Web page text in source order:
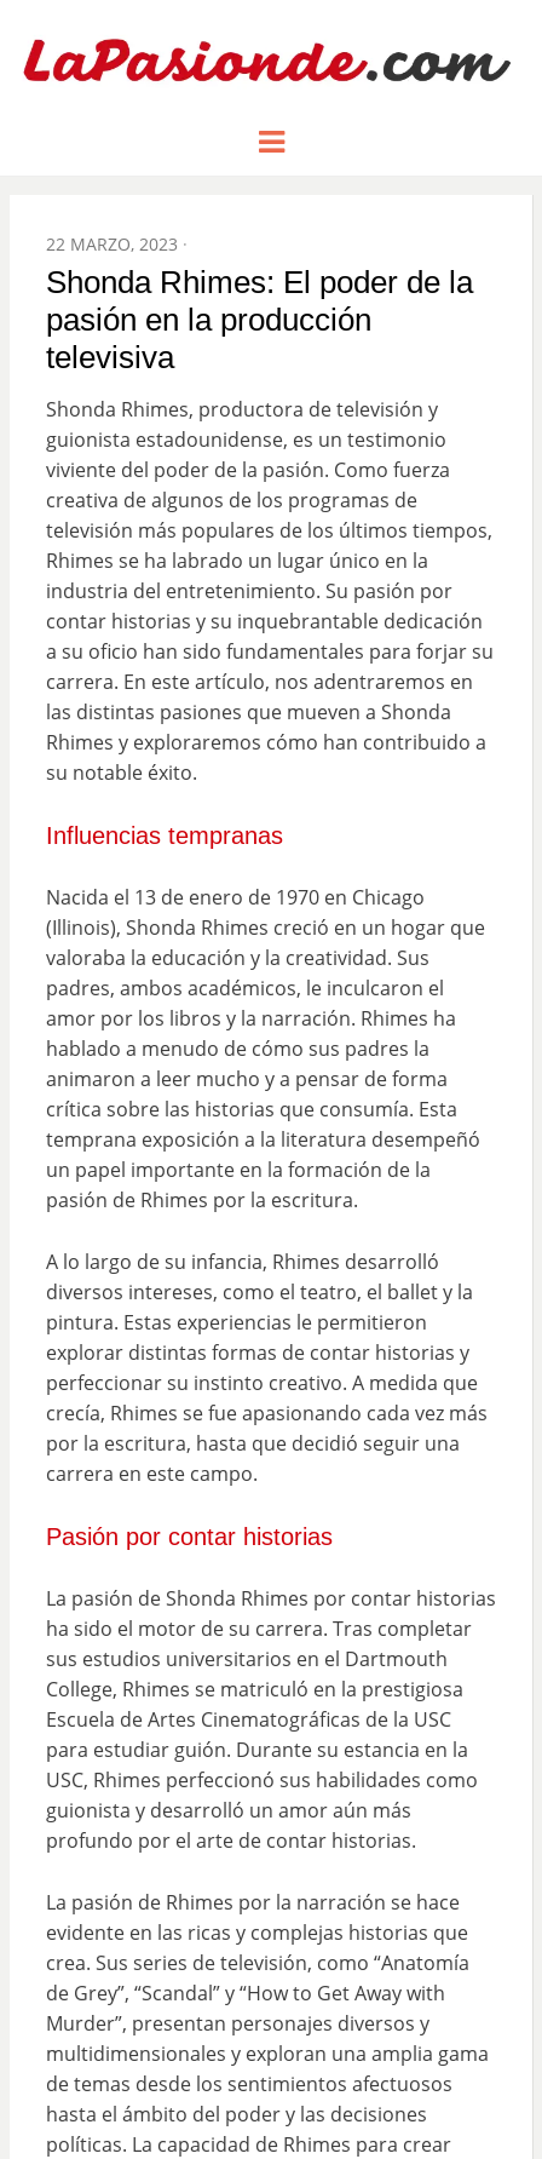
LA PASIÓN
pasión de figuras y personajes
Menu
POSTED
ON
22 MARZO, 2023
Shonda Rhimes: El poder de la
pasión en la producción
televisiva
Shonda Rhimes, productora de televisión y
guionista estadounidense, es un testimonio
viviente del poder de la pasión. Como fuerza
creativa de algunos de los programas de
televisión más populares de los últimos tiempos,
Rhimes se ha labrado un lugar único en la
industria del entretenimiento. Su pasión por
contar historias y su inquebrantable dedicación
a su oficio han sido fundamentales para forjar su
carrera. En este artículo, nos adentraremos en
las distintas pasiones que mueven a Shonda
Rhimes y exploraremos cómo han contribuido a
su notable éxito.
Influencias tempranas
Nacida el 13 de enero de 1970 en Chicago
(Illinois), Shonda Rhimes creció en un hogar que
valoraba la educación y la creatividad. Sus
padres, ambos académicos, le inculcaron el
amor por los libros y la narración. Rhimes ha
hablado a menudo de cómo sus padres la
animaron a leer mucho y a pensar de forma
crítica sobre las historias que consumía. Esta
temprana exposición a la literatura desempeñó
un papel importante en la formación de la
pasión de Rhimes por la escritura.
A lo largo de su infancia, Rhimes desarrolló
diversos intereses, como el teatro, el ballet y la
pintura. Estas experiencias le permitieron
explorar distintas formas de contar historias y
perfeccionar su instinto creativo. A medida que
crecía, Rhimes se fue apasionando cada vez más
por la escritura, hasta que decidió seguir una
carrera en este campo.
Pasión por contar historias
La pasión de Shonda Rhimes por contar historias
ha sido el motor de su carrera. Tras completar
sus estudios universitarios en el Dartmouth
College, Rhimes se matriculó en la prestigiosa
Escuela de Artes Cinematográficas de la USC
para estudiar guión. Durante su estancia en la
USC, Rhimes perfeccionó sus habilidades como
guionista y desarrolló un amor aún más
profundo por el arte de contar historias.
La pasión de Rhimes por la narración se hace
evidente en las ricas y complejas historias que
crea. Sus series de televisión, como “Anatomía
de Grey”, “Scandal” y “How to Get Away with
Murder”, presentan personajes diversos y
multidimensionales y exploran una amplia gama
de temas desde los sentimientos afectuosos
hasta el ámbito del poder y las decisiones
políticas. La capacidad de Rhimes para crear